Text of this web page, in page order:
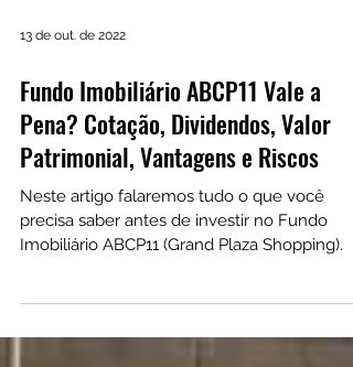
13 de out. de 2022
Fundo Imobiliário ABCP11 Vale a
Pena? Cotação, Dividendos, Valor
Patrimonial, Vantagens e Riscos
Neste artigo falaremos tudo o que você